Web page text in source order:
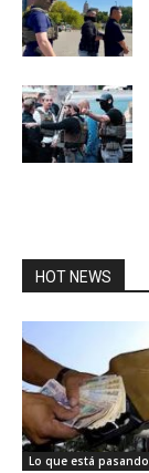
HOT NEWS
Lo que está pasando